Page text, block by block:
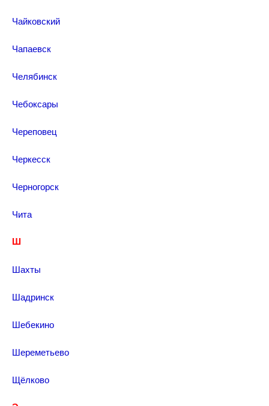
Чайковский
Чапаевск
Челябинск
Чебоксары
Череповец
Черкесск
Черногорск
Чита
Ш
Шахты
Шадринск
Шебекино
Шереметьево
Щёлково